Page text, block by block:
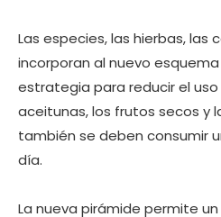
Las especies, las hierbas, las
incorporan al nuevo
estrategia para reducir el uso
aceitunas, los frutos secos y
también se deben consumir
día.
La nueva pirámide permite